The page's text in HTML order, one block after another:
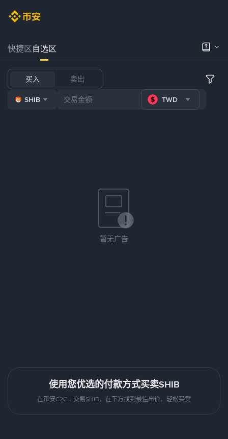
快捷区自选区
买入 卖出
SHIB TWD
暂无广告
使用您优选的付款方式买卖SHIB
在币安C2C上交易SHIB，在下方找到最佳出价，轻松买卖